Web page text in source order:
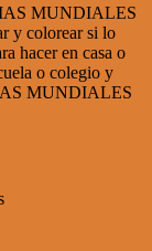
MUNDIALES
y colorear si lo
hacer en casa o
o colegio y
MUNDIALES